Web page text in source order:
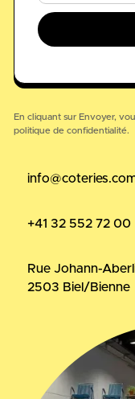
En cliquant sur Envoyer,
politique de confidentialité.
+41 32 552 72 00
Rue Johann-
2503 Biel/Bienne